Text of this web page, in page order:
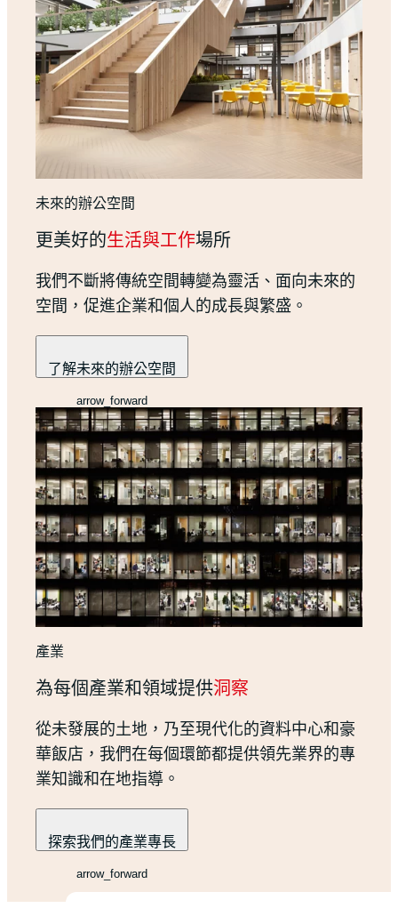
未來的辦公空間
更美好的生活與工作場所
我們不斷將傳統空間轉變為靈活、面向未來的
空間，促進企業和個人的成長與繁盛。
了解未來的辦公空間
arrow_forward
產業
為每個產業和領域提供洞察
從未發展的土地，乃至現代化的資料中心和豪
華飯店，我們在每個環節都提供領先業界的專
業知識和在地指導。
探索我們的產業專長
arrow_forward